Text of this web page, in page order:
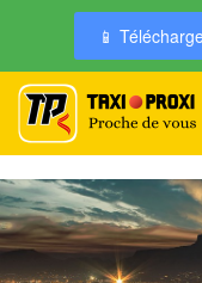
📱